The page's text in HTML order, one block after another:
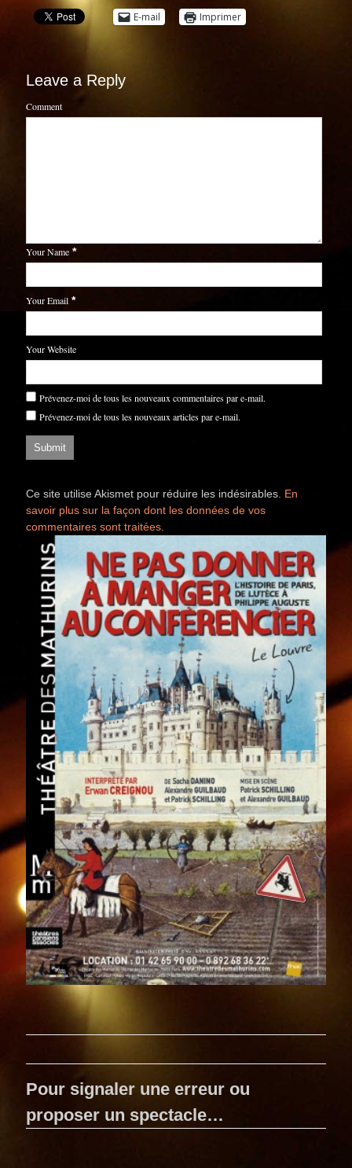
E-mail Imprimer
Leave a Reply
Comment
Your Name *
Your Email *
Your Website
Prévenez-moi de tous les nouveaux commentaires par e-mail.
Prévenez-moi de tous les nouveaux articles par e-mail.
Ce site utilise Akismet pour réduire les indésirables. En
savoir plus sur la façon dont les données de vos
commentaires sont traitées
Pour signaler une erreur ou
proposer un spectacle…